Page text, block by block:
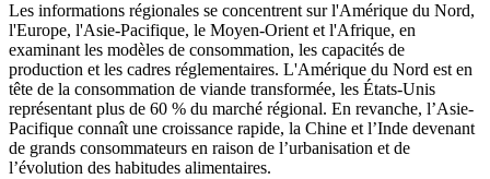
Les informations régionales se concentrent sur l'Amérique du Nord,
l'Europe, l'Asie-Pacifique, le Moyen-Orient et l'Afrique, en
examinant les modèles de consommation, les capacités de
production et les cadres réglementaires. L'Amérique du Nord est en
tête de la consommation de viande transformée, les États-Unis
représentant plus de 60 % du marché régional. En revanche, l’Asie-
Pacifique connaît une croissance rapide, la Chine et l’Inde devenant
de grands consommateurs en raison de l’urbanisation et de
l’évolution des habitudes alimentaires.